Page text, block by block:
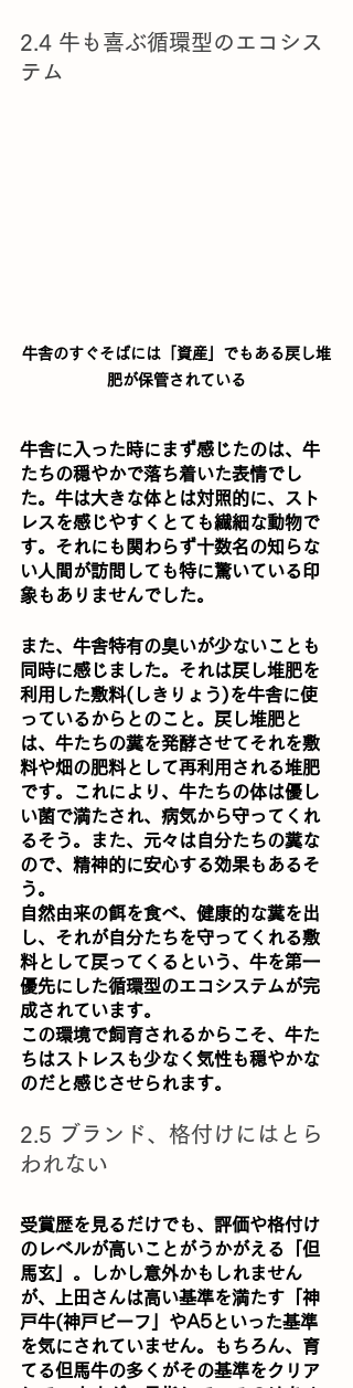
2.4 牛も喜ぶ循環型のエコシス
テム
牛舎のすぐそばには「資産」でもある戻し堆
肥が保管されている
牛舎に入った時にまず感じたのは、牛
たちの穏やかで落ち着いた表情でし
た。牛は大きな体とは対照的に、スト
レスを感じやすくとても繊細な動物で
す。それにも関わらず十数名の知らな
い人間が訪問しても特に驚いている印
象もありませんでした。
また、牛舎特有の臭いが少ないことも
同時に感じました。それは戻し堆肥を
利用した敷料(しきりょう)を牛舎に使
っているからとのこと。戻し堆肥と
は、牛たちの糞を発酵させてそれを敷
料や畑の肥料として再利用される堆肥
です。これにより、牛たちの体は優し
い菌で満たされ、病気から守ってくれ
るそう。また、元々は自分たちの糞な
ので、精神的に安心する効果もあるそ
う。
自然由来の餌を食べ、健康的な糞を出
し、それが自分たちを守ってくれる敷
料として戻ってくるという、牛を第一
優先にした循環型のエコシステムが完
成されています。
この環境で飼育されるからこそ、牛た
ちはストレスも少なく気性も穏やかな
のだと感じさせられます。
2.5 ブランド、格付けにはとら
われない
受賞歴を見るだけでも、評価や格付け
のレベルが高いことがうかがえる「但
馬玄」。しかし意外かもしれません
が、上田さんは高い基準を満たす「神
戸牛(神戸ビーフ」やA5といった基準
を気にされていません。もちろん、育
てる但馬牛の多くがその基準をクリア